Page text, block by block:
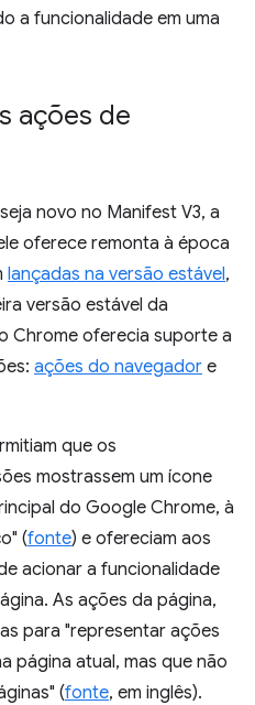
a funcionalidade em uma
ações de
seja novo no Manifest V3, a
oferece remonta à época
lançadas na versão estável,
versão estável da
Chrome oferecia suporte a
ações do navegador e
que os
mostrassem um ícone
do Google Chrome, à
(fonte) e ofereciam aos
acionar a funcionalidade
As ações da página,
para "representar ações
página atual, mas que não
(fonte, em inglês).